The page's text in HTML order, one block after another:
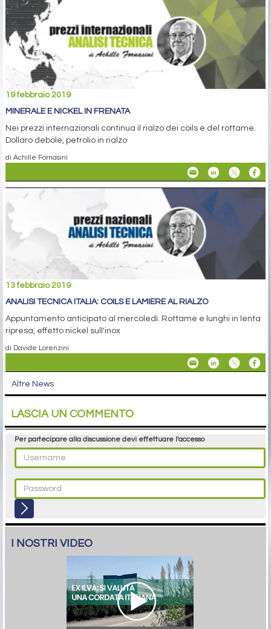
19 febbraio 2019
MINERALE E NICKEL IN FRENATA
Nei prezzi internazionali continua il rialzo dei coils e del rottame.
Dollaro debole, petrolio in rialzo
di Achille Fornasini
13 febbraio 2019
ANALISI TECNICA ITALIA: COILS E LAMIERE AL RIALZO
Appuntamento anticipato al mercoledì. Rottame e lunghi in lenta
ripresa, effetto nickel sull'inox
di Davide Lorenzini
Altre News
LASCIA UN COMMENTO
Per partecipare alla discussione devi effettuare l'accesso
I NOSTRI VIDEO